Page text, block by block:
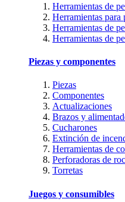
Herramientas de
Herramientas para
Herramientas de
Herramientas de
Piezas y componentes
Piezas
Componentes
Actualizaciones
Brazos y
Cucharones
Extinción de
Herramientas de
Perforadoras de
Torretas
Juegos y consumibles